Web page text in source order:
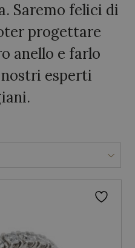
Saremo felici di
progettare
anello e farlo
esperti